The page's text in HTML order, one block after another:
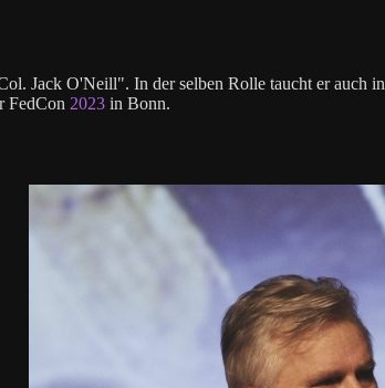
Jack O'Neill". In der selben Rolle taucht er auch in
FedCon 2023 in Bonn.